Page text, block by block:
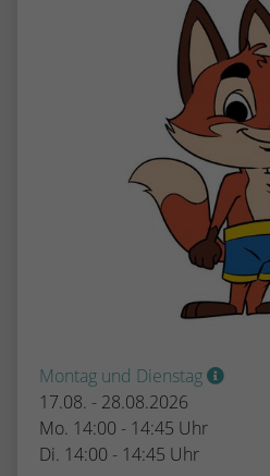
Montag und Dienstag
17.08. - 28.08.2026
Mo. 14:00 - 14:45 Uhr
Di. 14:00 - 14:45 Uhr